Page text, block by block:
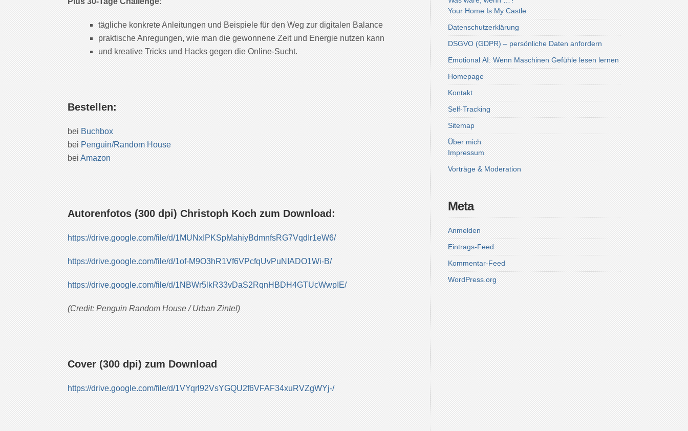
tägliche konkrete Anleitungen und Beispiele für den Weg zur digitalen Balance
praktische Anregungen, wie man die gewonnene Zeit und Energie nutzen kann
und kreative Tricks und Hacks gegen die Online-Sucht.
Bestellen:
bei Buchbox
bei Penguin/Random House
bei Amazon
Autorenfotos (300 dpi) Christoph Koch zum Download:
https://drive.google.com/file/d/1MUNxIPKSpMahiyBdmnfsRG7VqdIr1eW6/
https://drive.google.com/file/d/1of-M9O3hR1Vf6VPcfqUvPuNIADO1Wi-B/
https://drive.google.com/file/d/1NBWr5lkR33vDaS2RqnHBDH4GTUcWwpIE/
(Credit: Penguin Random House / Urban Zintel)
Cover (300 dpi) zum Download
https://drive.google.com/file/d/1VYqrl92VsYGQU2f6VFAF34xuRVZgWYj-/
Your Home Is My Castle
Datenschutzerklärung
DSGVO (GDPR) – persönliche Daten anfordern
Emotional AI: Wenn Maschinen Gefühle lesen lernen
Homepage
Kontakt
Self-Tracking
Sitemap
Über mich
Impressum
Vorträge & Moderation
Meta
Anmelden
Eintrags-Feed
Kommentar-Feed
WordPress.org